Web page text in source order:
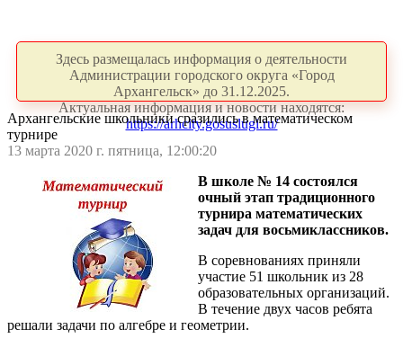
Здесь размещалась информация о деятельности
Администрации городского округа «Город
Архангельск» до 31.12.2025.
Актуальная информация и новости находятся:
https://arhcity.gosuslugi.ru/
Архангельские школьники сразились в математическом
турнире
13 марта 2020 г. пятница, 12:00:20
В школе № 14 состоялся
очный этап традиционного
турнира математических
задач для восьмиклассников.
В соревнованиях приняли
участие 51 школьник из 28
образовательных организаций.
В течение двух часов ребята
решали задачи по алгебре и геометрии.